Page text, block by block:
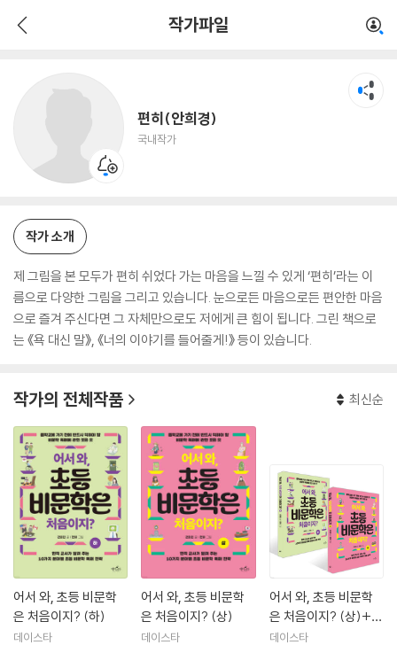
작가파일
편히(안희경)
국내작가
작가 소개
제 그림을 본 모두가 편히 쉬었다 가는 마음을 느낄 수 있게 ‘편히’라는 이
름으로 다양한 그림을 그리고 있습니다. 눈으로든 마음으로든 편안한 마음
으로 즐겨 주신다면 그 자체만으로도 저에게 큰 힘이 됩니다. 그린 책으로
는 《욕 대신 말》, 《너의 이야기를 들어줄게!》 등이 있습니다.
작가의 전체작품 최신순
어서 와, 초등 비문학
은 처음이지? (하)
데이스타
어서 와, 초등 비문학
은 처음이지? (상)
데이스타
어서 와, 초등 비문학
은 처음이지? (상)+
(하) 세트
데이스타